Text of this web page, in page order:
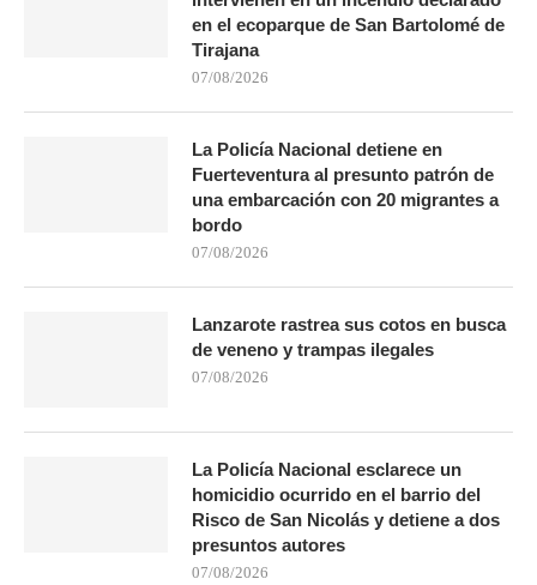
en el ecoparque de San Bartolomé de
Tirajana
07/08/2026
La Policía Nacional detiene en
Fuerteventura al presunto patrón de
una embarcación con 20 migrantes a
bordo
07/08/2026
Lanzarote rastrea sus cotos en busca
de veneno y trampas ilegales
07/08/2026
La Policía Nacional esclarece un
homicidio ocurrido en el barrio del
Risco de San Nicolás y detiene a dos
presuntos autores
07/08/2026